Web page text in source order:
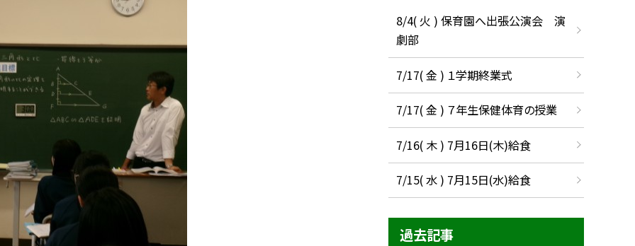
8/4( 火 ) 保育園へ出張公演会 演
劇部
7/17( 金 ) １学期終業式
7/17( 金 ) ７年生保健体育の授業
7/16( 木 ) 7月16日(木)給食
7/15( 水 ) 7月15日(水)給食
過去記事